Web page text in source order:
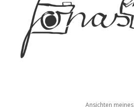
Ansichten